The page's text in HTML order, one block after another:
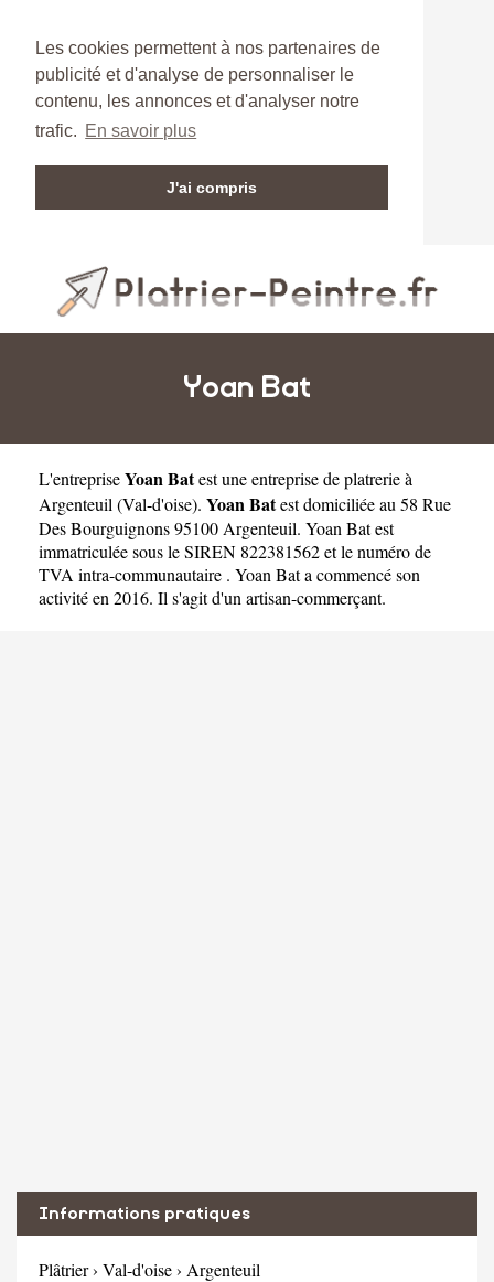
Les cookies permettent à nos partenaires de
publicité et d'analyse de personnaliser le
contenu, les annonces et d'analyser notre
trafic. En savoir plus
J'ai compris
Yoan Bat
L'entrepriseYoan Batest uneentreprise de platrerie à
Argenteuil (Val-d'oise). Yoan Batest domiciliée au 58 Rue
Des Bourguignons 95100 Argenteuil. Yoan Bat est
immatriculée sous le SIREN 822381562 et le numéro de
TVA intra-communautaire . Yoan Bat a commencé son
activité en 2016. Il s'agit d'un artisan-commerçant.
Informations pratiques
Plâtrier› Val-d'oise› Argenteuil